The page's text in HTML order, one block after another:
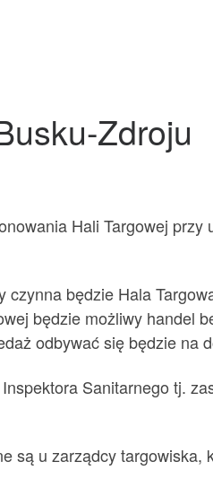
Zdroju
Hali Targowej przy
będzie Hala
będzie możliwy handel
odbywać się będzie na
Sanitarnego tj.
są u zarządcy targowiska,